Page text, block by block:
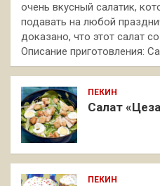
очень вкусный салатик,
подавать на любой
доказано, что этот салат
Описание приготовления:
ПЕКИН
Салат
ПЕКИН